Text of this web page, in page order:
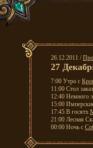
26.12.2011 /
27
7:00 Утро с
11:00 Стол
12:40 Немного
15:00
17:45 В госятх
21:00 Лесная
00:00 Ночь с